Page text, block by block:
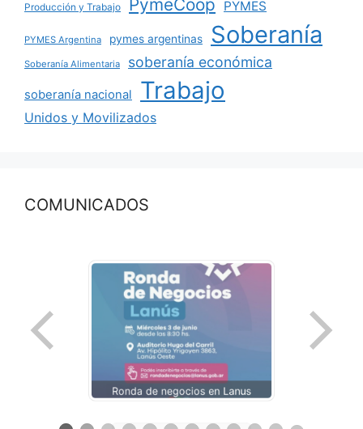
Producción y Trabajo PymeCoop PYMES
PYMES Argentina pymes argentinas Soberanía
Soberanía Alimentaria soberanía económica
soberanía nacional Trabajo
Unidos y Movilizados
COMUNICADOS
Ronda de negocios en Lanus